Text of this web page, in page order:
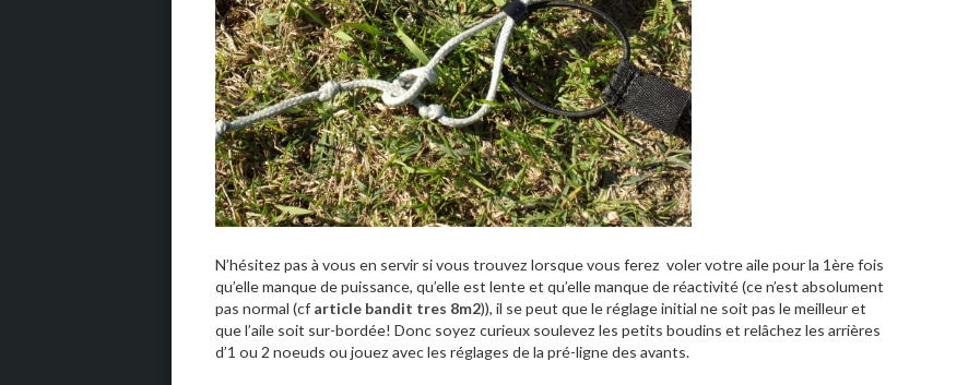
N’hésitez pas à vous en servir si vous trouvez lorsque vous ferez voler votre aile pour la 1ère fois
qu’elle manque de puissance, qu’elle est lente et qu’elle manque de réactivité (ce n’est absolument
pas normal (cfarticle bandit tres 8m2)), il se peut que le réglage initial ne soit pas le meilleur et
que l’aile soit sur-bordée! Donc soyez curieux soulevez les petits boudins et relâchez les arrières
d’1 ou 2 noeuds ou jouez avec les réglages de la pré-ligne des avants.